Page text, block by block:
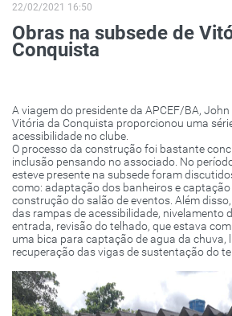
22/02/2021 16:50
Obras na subsede de
Conquista
A viagem do presidente da APCEF/BA,
Vitória da Conquista proporcionou uma
acessibilidade no clube.
O processo da construção foi bastante
inclusão pensando no associado. No
esteve presente na subsede foram
como: adaptação dos banheiros e
construção do salão de eventos. Além
das rampas de acessibilidade, nivelamento
entrada, revisão do telhado, que estava
uma bica para captação de agua da chuva,
recuperação das vigas de sustentação do